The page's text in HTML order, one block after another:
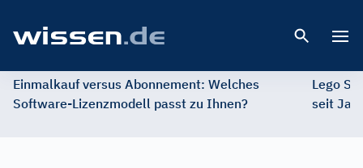
Einmalkauf versus Abonnement: Welches
Software-Lizenzmodell passt zu Ihnen?
Lego
seit